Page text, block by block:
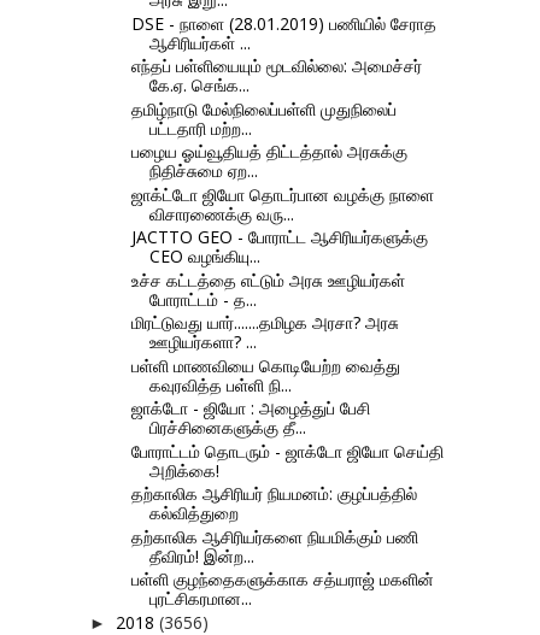
DSE - நாளை (28.01.2019) பணியில் சேராத
ஆசிரியர்கள் ...
எந்தப் பள்ளியையும் மூடவில்லை: அமைச்சர்
கே.ஏ. செங்க...
தமிழ்நாடு மேல்நிலைப்பள்ளி முதுநிலைப்
பட்டதாரி மற்ற...
பழைய ஓய்வூதியத் திட்டத்தால் அரசுக்கு
நிதிச்சுமை ஏற...
ஜாக்ட்டோ ஜியோ தொடர்பான வழக்கு நாளை
விசாரணைக்கு வரு...
JACTTO GEO - போராட்ட ஆசிரியர்களுக்கு
CEO வழங்கியு...
உச்ச கட்டத்தை எட்டும் அரசு ஊழியர்கள்
போராட்டம் - த...
மிரட்டுவது யார்.......தமிழக அரசா? அரசு
ஊழியர்களா? ...
பள்ளி மாணவியை கொடியேற்ற வைத்து
கவுரவித்த பள்ளி நி...
ஜாக்டோ - ஜியோ : அழைத்துப் பேசி
பிரச்சினைகளுக்கு தீ...
போராட்டம் தொடரும் - ஜாக்டோ ஜியோ செய்தி
அறிக்கை!
தற்காலிக ஆசிரியர் நியமனம்: குழப்பத்தில்
கல்வித்துறை
தற்காலிக ஆசிரியர்களை நியமிக்கும் பணி
தீவிரம்! இன்ற...
பள்ளி குழந்தைகளுக்காக சத்யராஜ் மகளின்
புரட்சிகரமான...
► 2018 (3656)